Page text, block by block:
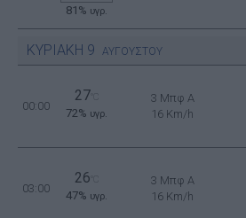
81% υγρ.
ΚΥΡΙΑΚΗ 9 ΑΥΓΟΥΣΤΟΥ
00:00
27
72% υγρ.
3 Μπφ Α
16 Km/h
03:00
26
47% υγρ.
3 Μπφ Α
16 Km/h